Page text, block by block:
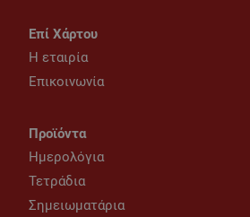
Επί Χάρτου
Η εταιρία
Επικοινωνία
Προϊόντα
Ημερολόγια
Τετράδια
Σημειωματάρια